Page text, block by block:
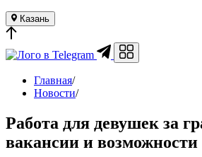
Казань
в Telegram
Главная/
Новости/
Работа для девушек за
вакансии и возможности